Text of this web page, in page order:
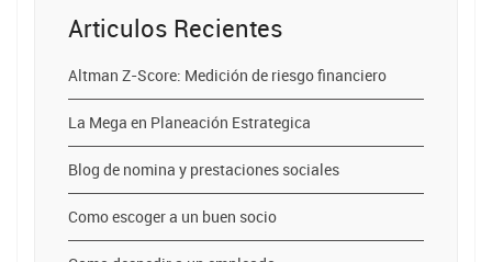
Articulos Recientes
Altman Z-Score: Medición de riesgo financiero
La Mega en Planeación Estrategica
Blog de nomina y prestaciones sociales
Como escoger a un buen socio